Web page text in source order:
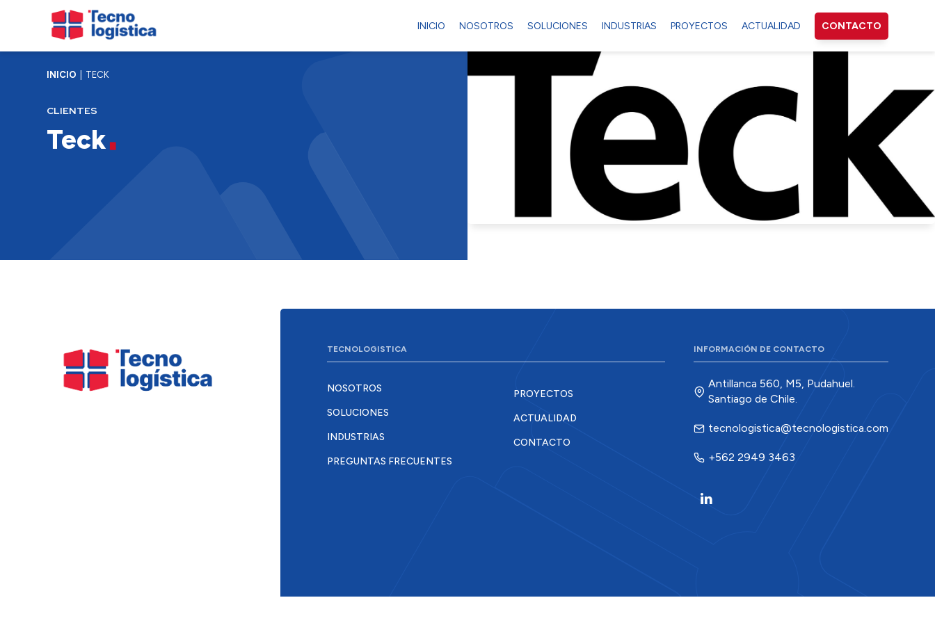
INICIO NOSOTROS SOLUCIONES INDUSTRIAS PROYECTOS ACTUALIDAD CONTACTO
INICIO TECK
CLIENTES
Teck
TECNOLOGISTICA
NOSOTROS
SOLUCIONES
INDUSTRIAS
PREGUNTAS FRECUENTES
PROYECTOS
ACTUALIDAD
CONTACTO
INFORMACIÓN DE CONTACTO
Antillanca 560, M5, Pudahuel.
Santiago de Chile.
tecnologistica@tecnologistica.com
+562 2949 3463